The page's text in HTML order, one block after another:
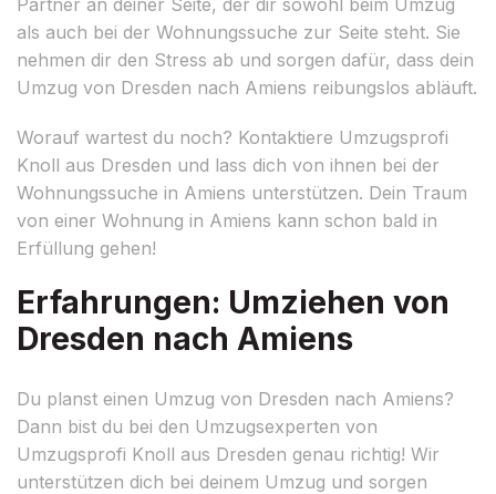
als auch bei der Wohnungssuche zur Seite steht. Sie
nehmen dir den Stress ab und sorgen dafür, dass dein
Umzug von Dresden nach Amiens reibungslos abläuft.
Worauf wartest du noch? Kontaktiere Umzugsprofi
Knoll aus Dresden und lass dich von ihnen bei der
Wohnungssuche in Amiens unterstützen. Dein Traum
von einer Wohnung in Amiens kann schon bald in
Erfüllung gehen!
Erfahrungen: Umziehen von
Dresden nach Amiens
Du planst einen Umzug von Dresden nach Amiens?
Dann bist du bei den Umzugsexperten von
Umzugsprofi Knoll aus Dresden genau richtig! Wir
unterstützen dich bei deinem Umzug und sorgen